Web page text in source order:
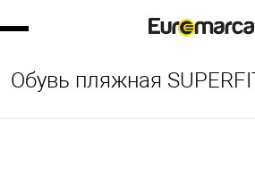
Обувь пляжная